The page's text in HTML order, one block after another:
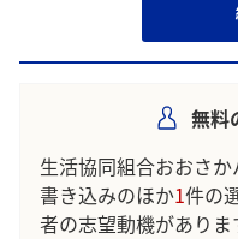
無料
生活協同組合おおさ
書き込みのほか1件の
者の志望動機がありま